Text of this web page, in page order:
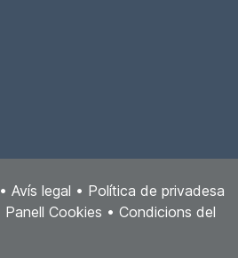
• Avís legal • Política de privadesa
Panell Cookies • Condicions del